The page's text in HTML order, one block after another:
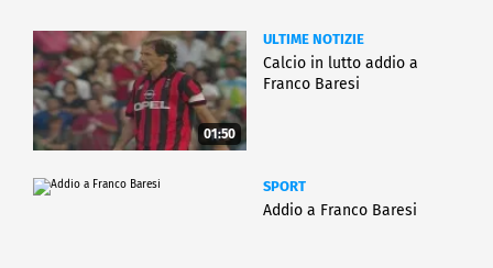
01:50
ULTIME NOTIZIE
Calcio in lutto addio a
Franco Baresi
SPORT
Addio a Franco Baresi